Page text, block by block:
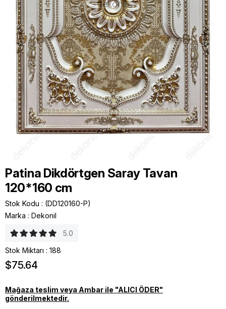
Patina Dikdörtgen Saray Tavan
120*160 cm
Stok Kodu
(DD120160-P)
Marka : Dekonil
5.0
Stok Miktarı : 188
$75.64
Mağaza teslim veya Ambar ile "ALICI ÖDER"
gönderilmektedir.